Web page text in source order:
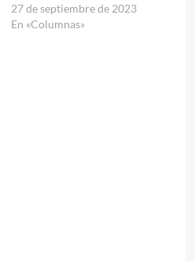
27 de septiembre de 2023
En «Columnas»